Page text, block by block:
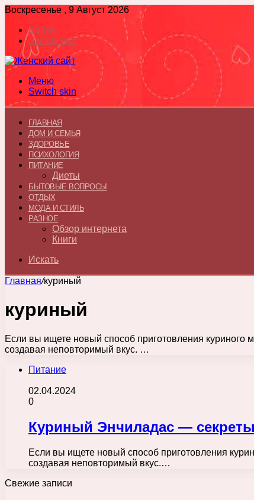
Воскресенье , 9 Август 2026
Войти
Switch skin
Меню
Switch skin
ГЛАВНАЯ
ДОМ И СЕМЬЯ
ЗДОРОВЬЕ
ПСИХОЛОГИЯ
ПИТАНИЕ
Диеты
БЫТОВЫЕ ВОПРОСЫ
ОТДЫХ
МОДА И СТИЛЬ
РАЗНОЕ
Обзор интернета
Книги
Искать
Главная/куриный
куриный
Если вы ищете новый способ приготовления куриного
создавая неповторимый вкус. …
Питание
02.04.2024
0
Куриный Энчиладас —
Если вы ищете новый способ приготовления
создавая неповторимый вкус.…
Свежие записи